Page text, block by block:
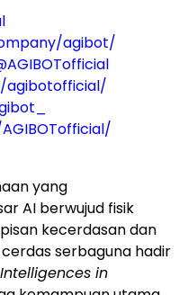
agibot/
agibotofficial/
yang
AI berwujud fisik
kecerdasan dan
serbaguna hadir
in